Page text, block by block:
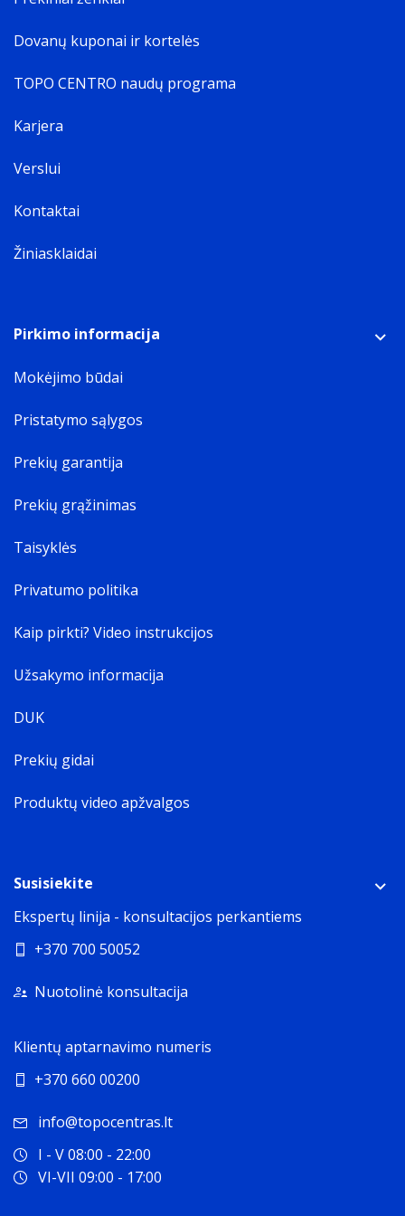
Dovanų kuponai ir kortelės
TOPO CENTRO naudų programa
Karjera
Verslui
Kontaktai
Žiniasklaidai
Pirkimo informacija
Mokėjimo būdai
Pristatymo sąlygos
Prekių garantija
Prekių grąžinimas
Taisyklės
Privatumo politika
Kaip pirkti? Video instrukcijos
Užsakymo informacija
DUK
Prekių gidai
Produktų video apžvalgos
Susisiekite
Ekspertų linija - konsultacijos perkantiems
+370 700 50052
Nuotolinė konsultacija
Klientų aptarnavimo numeris
+370 660 00200
info@topocentras.lt
I - V 08:00 - 22:00
VI-VII 09:00 - 17:00